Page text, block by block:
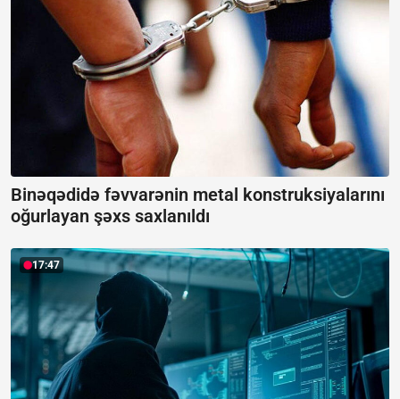
Binəqədidə fəvvarənin metal konstruksiyalarını
oğurlayan şəxs saxlanıldı
17:47